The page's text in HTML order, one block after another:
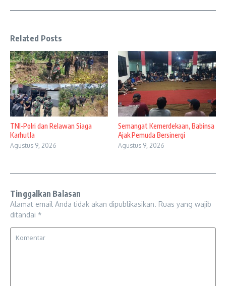
Related Posts
TNI-Polri dan Relawan Siaga
Karhutla
Agustus 9, 2026
Semangat Kemerdekaan, Babinsa
Ajak Pemuda Bersinergi
Agustus 9, 2026
Tinggalkan Balasan
Alamat email Anda tidak akan dipublikasikan. Ruas yang wajib
ditandai *